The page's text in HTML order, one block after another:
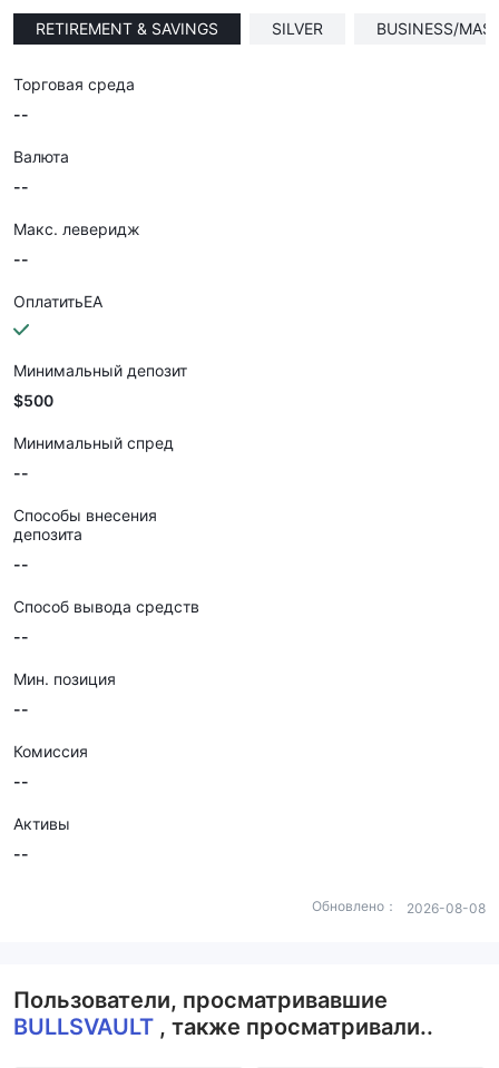
RETIREMENT & SAVINGS SILVER BUSINESS/
Торговая среда
--
Валюта
--
Макс. леверидж
--
ОплатитьEA
Минимальный депозит
$500
Минимальный спред
--
Способы внесения
депозита
--
Способ вывода средств
--
Мин. позиция
--
Комиссия
--
Активы
--
Обновлено： 2026-08-08
Пользователи, просматривавшие
BULLSVAULT , также просматривали..